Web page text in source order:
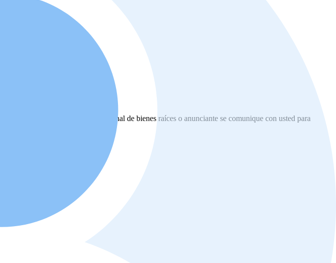
usted está de acuerdo que el profesional de bienes raíces o anunciante se comunique con usted para